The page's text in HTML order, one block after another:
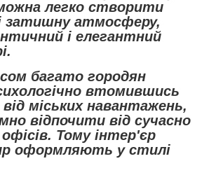
легко створити
затишну атмосферу,
і елегантний
багато городян
втомившись
від міських навантажень,
відпочити від сучасно
Тому інтер'єр
оформляють у стилі